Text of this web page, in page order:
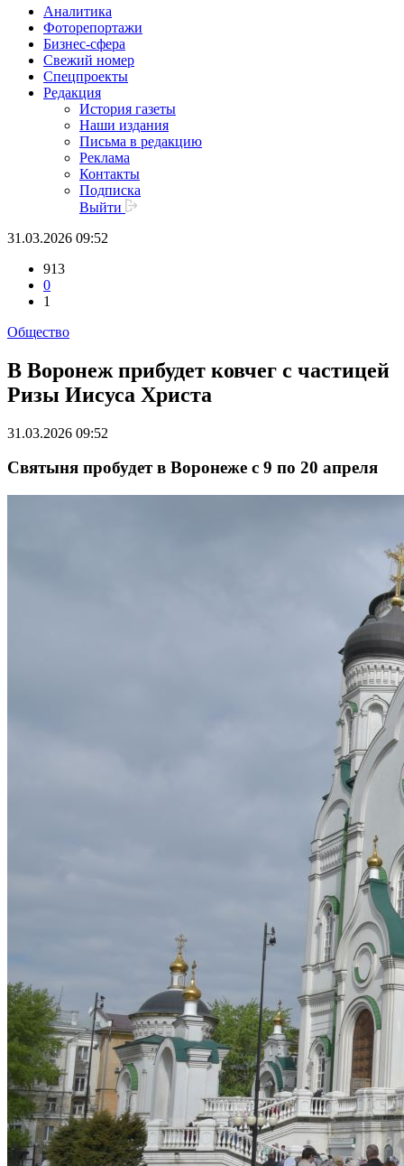
Аналитика
Фоторепортажи
Бизнес-сфера
Свежий номер
Спецпроекты
Редакция
История газеты
Наши издания
Письма в редакцию
Реклама
Контакты
Подписка
Выйти
31.03.2026 09:52
913
0
1
Общество
В Воронеж прибудет ковчег с частицей
Ризы Иисуса Христа
31.03.2026 09:52
Святыня пробудет в Воронеже с 9 по 20 апреля